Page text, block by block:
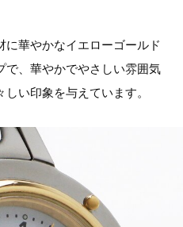
華やかなイエローゴールド
で、華やかでやさしい雰囲気
い印象を与えています。